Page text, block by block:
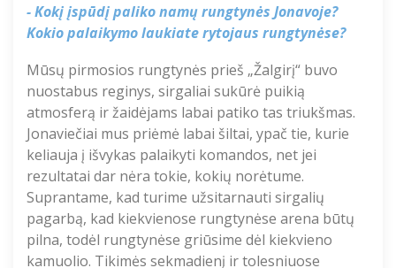
- Kokį įspūdį paliko namų rungtynės Jonavoje?
Kokio palaikymo laukiate rytojaus rungtynėse?
Mūsų pirmosios rungtynės prieš „Žalgirį“ buvo
nuostabus reginys, sirgaliai sukūrė puikią
atmosferą ir žaidėjams labai patiko tas triukšmas.
Jonaviečiai mus priėmė labai šiltai, ypač tie, kurie
keliauja į išvykas palaikyti komandos, net jei
rezultatai dar nėra tokie, kokių norėtume.
Suprantame, kad turime užsitarnauti sirgalių
pagarbą, kad kiekvienose rungtynėse arena būtų
pilna, todėl rungtynėse griūsime dėl kiekvieno
kamuolio. Tikimės sekmadienį ir tolesniuose